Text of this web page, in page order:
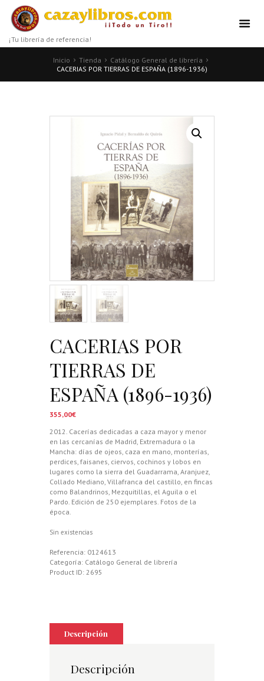
¡Tu librería de referencia!
Inicio Tienda
Catálogo General de librería
CACERIAS POR TIERRAS DE ESPAÑA (1896-1936)
CACERIAS POR
TIERRAS DE
ESPAÑA (1896-1936)
355,00€
2012. Cacerías dedicadas a caza mayor y menor
en las cercanías de Madrid, Extremadura o la
Mancha: días de ojeos, caza en mano, monterías,
perdices, faisanes, ciervos, cochinos y lobos en
lugares como la sierra del Guadarrama, Aranjuez,
Collado Mediano, Villafranca del castillo, en fincas
como Balandrinos, Mezquitillas, el Aguila o el
Pardo. Edición de 250 ejemplares. Fotos de la
época.
Sin existencias
Referencia: 0124613
Categoría: Catálogo General de librería
Product ID: 2695
Descripción
Descripción